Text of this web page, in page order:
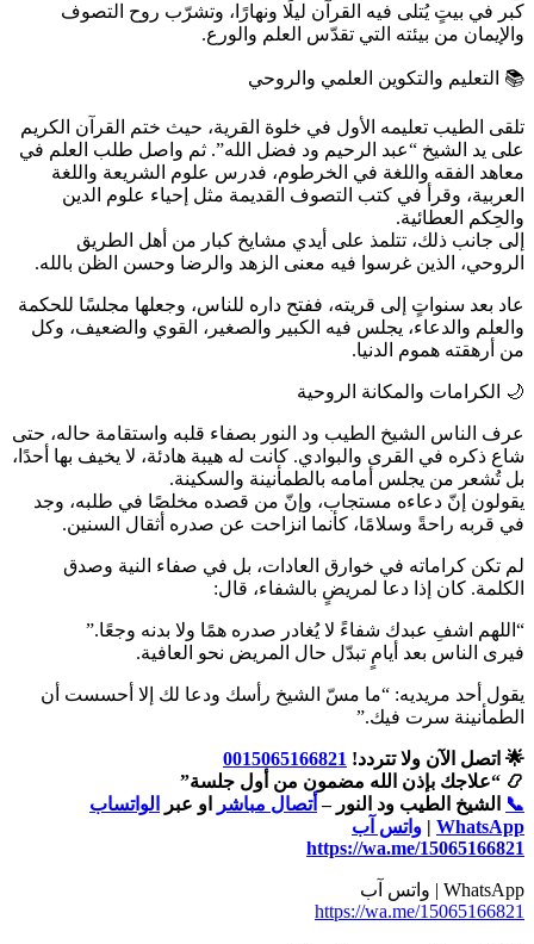
كبر في بيتٍ يُتلى فيه القرآن ليلًا ونهارًا، وتشرّب روح التصوف
والإيمان من بيئته التي تقدّس العلم والورع.
📚 التعليم والتكوين العلمي والروحي
تلقى الطيب تعليمه الأول في خلوة القرية، حيث ختم القرآن الكريم
على يد الشيخ “عبد الرحيم ود فضل الله”. ثم واصل طلب العلم في
معاهد الفقه واللغة في الخرطوم، فدرس علوم الشريعة واللغة
العربية، وقرأ في كتب التصوف القديمة مثل إحياء علوم الدين
والحِكم العطائية.
إلى جانب ذلك، تتلمذ على أيدي مشايخ كبار من أهل الطريق
الروحي، الذين غرسوا فيه معنى الزهد والرضا وحسن الظن بالله.
عاد بعد سنواتٍ إلى قريته، ففتح داره للناس، وجعلها مجلسًا للحكمة
والعلم والدعاء، يجلس فيه الكبير والصغير، القوي والضعيف، وكل
من أرهقته هموم الدنيا.
🌙 الكرامات والمكانة الروحية
عرف الناس الشيخ الطيب ود النور بصفاء قلبه واستقامة حاله، حتى
شاع ذكره في القرى والبوادي. كانت له هيبة هادئة، لا يخيف بها أحدًا،
بل تُشعر من يجلس أمامه بالطمأنينة والسكينة.
يقولون إنّ دعاءه مستجاب، وإنّ من قصده مخلصًا في طلبه، وجد
في قربه راحةً وسلامًا، كأنما انزاحت عن صدره أثقال السنين.
لم تكن كراماته في خوارق العادات، بل في صفاء النية وصدق
الكلمة. كان إذا دعا لمريضٍ بالشفاء، قال:
“اللهم اشفِ عبدك شفاءً لا يُغادر صدره همًا ولا بدنه وجعًا.”
فيرى الناس بعد أيامٍ تبدّل حال المريض نحو العافية.
يقول أحد مريديه: “ما مسّ الشيخ رأسك ودعا لك إلا أحسست أن
الطمأنينة سرت فيك.”
🌟 اتصل الآن ولا تتردد! 0015065166821
📿 “علاجك بإذن الله مضمون من أول جلسة”
📞
الشيخ الطيب ود النور – أتصال مباشر او عبر
الواتساب
WhatsApp
| واتس آب
https://wa.me/15065166821
WhatsApp | واتس آب
https://wa.me/15065166821